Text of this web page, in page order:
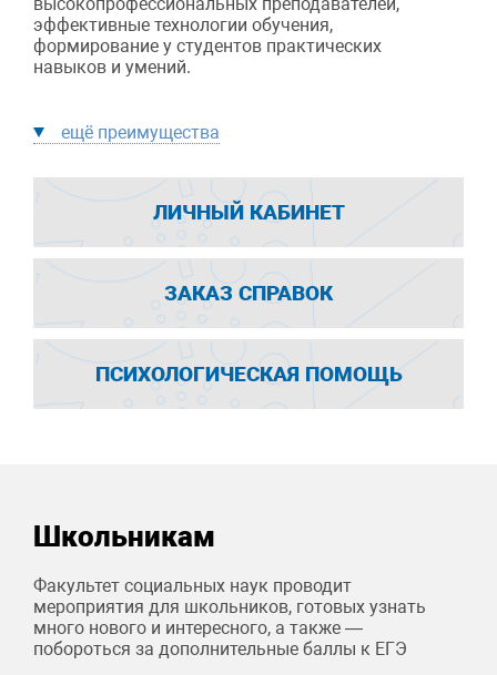
эффективные технологии обучения,
формирование у студентов практических
навыков и умений.
ещё преимущества
ЛИЧНЫЙ КАБИНЕТ
ЗАКАЗ СПРАВОК
ПСИХОЛОГИЧЕСКАЯ ПОМОЩЬ
Школьникам
Факультет социальных наук проводит
мероприятия для школьников, готовых узнать
много нового и интересного, а также —
побороться за дополнительные баллы к ЕГЭ